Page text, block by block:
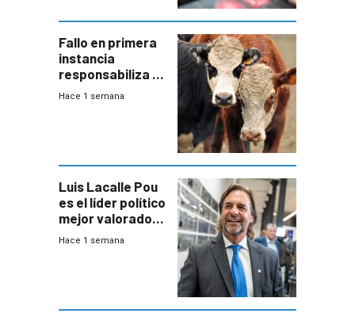
Fallo en primera
instancia
responsabiliza al
Estado por falta
Hace 1 semana
Luis Lacalle Pou
es el líder político
mejor valorado
del país, según
Hace 1 semana